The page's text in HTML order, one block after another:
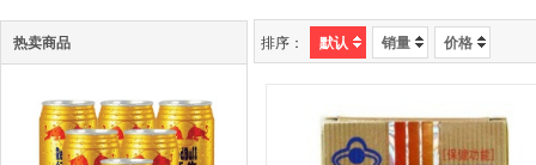
热卖商品 排序： 默认 销量 价格